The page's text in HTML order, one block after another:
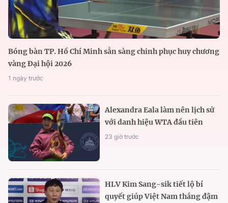
Bóng bàn TP. Hồ Chí Minh sẵn sàng chinh phục huy chương
vàng Đại hội 2026
1 ngày trước
Alexandra Eala làm nên lịch sử
với danh hiệu WTA đầu tiên
23 giờ trước
HLV Kim Sang-sik tiết lộ bí
quyết giúp Việt Nam thắng đậm